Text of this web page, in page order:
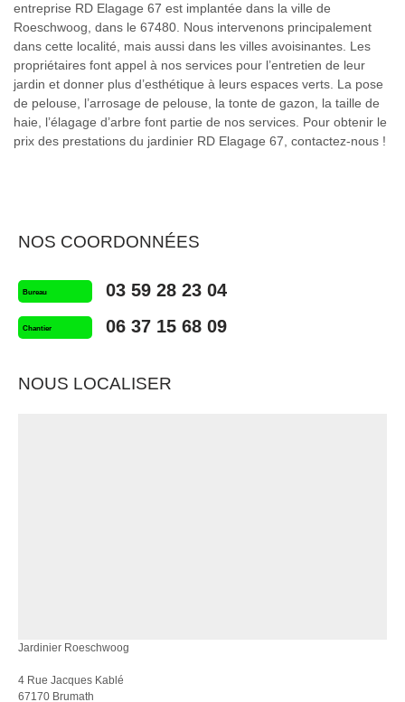
entreprise RD Elagage 67 est implantée dans la ville de
Roeschwoog, dans le 67480. Nous intervenons principalement
dans cette localité, mais aussi dans les villes avoisinantes. Les
propriétaires font appel à nos services pour l’entretien de leur
jardin et donner plus d’esthétique à leurs espaces verts. La pose
de pelouse, l’arrosage de pelouse, la tonte de gazon, la taille de
haie, l’élagage d’arbre font partie de nos services. Pour obtenir le
prix des prestations du jardinier RD Elagage 67, contactez-nous !
NOS COORDONNÉES
Bureau 03 59 28 23 04
Chantier 06 37 15 68 09
NOUS LOCALISER
Jardinier Roeschwoog
4 Rue Jacques Kablé
67170 Brumath